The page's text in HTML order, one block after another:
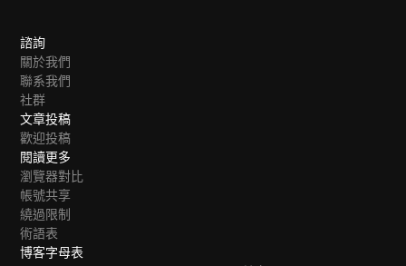
諮詢
關於我們
聯系我們
社群
文章投稿
歡迎投稿
閱讀更多
瀏覽器對比
帳號共享
繞過限制
術語表
博客字母表